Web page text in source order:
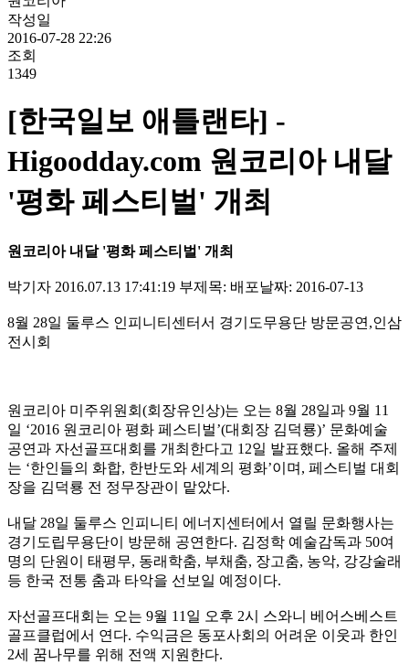
작성일
2016-07-28 22:26
조회
1349
[한국일보 애틀랜타] -
Higoodday.com 원코리아 내달
'평화 페스티벌' 개최
원코리아 내달 '평화 페스티벌 ' 개최
박기자 2016.07.13 17:41:19 부제목: 배포날짜: 2016-07-13
8월 28일 둘루스 인피니티센터서 경기도무용단 방문공연,인삼
전시회
원코리아 미주위원회(회장유인상)는 오는 8월 28일과 9월 11
일 ‘2016 원코리아 평화 페스티벌’(대회장 김덕룡)’ 문화예술
공연과 자선골프대회를 개최한다고 12일 발표했다. 올해 주제
는 ‘한인들의 화합, 한반도와 세계의 평화’이며, 페스티벌 대회
장을 김덕룡 전 정무장관이 맡았다.
내달 28일 둘루스 인피니티 에너지센터에서 열릴 문화행사는
경기도립무용단이 방문해 공연한다. 김정학 예술감독과 50여
명의 단원이 태평무, 동래학춤, 부채춤, 장고춤, 농악, 강강술래
등 한국 전통 춤과 타악을 선보일 예정이다.
자선골프대회는 오는 9월 11일 오후 2시 스와니 베어스베스트
골프클럽에서 연다. 수익금은 동포사회의 어려운 이웃과 한인
2세 꿈나무를 위해 전액 지원한다.